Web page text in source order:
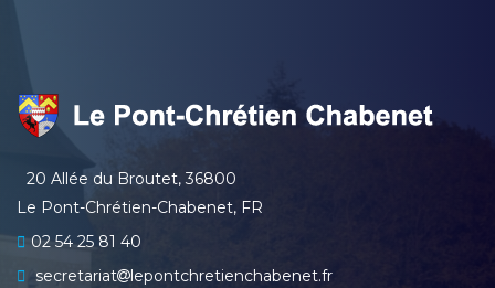
20 Allée du Broutet, 36800
Le Pont-Chrétien-Chabenet, FR
02 54 25 81 40
secretariat
lepontchretienchabenet.fr